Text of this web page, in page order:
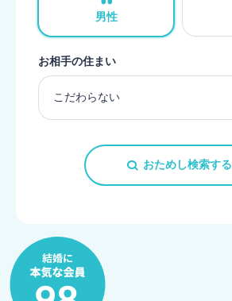
男性
お相手の住まい
おためし検索する